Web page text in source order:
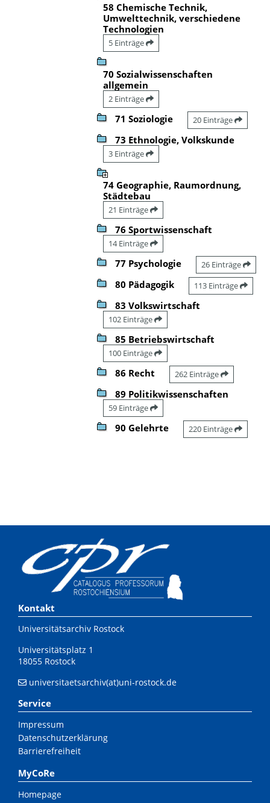
58 Chemische Technik,
Umwelttechnik, verschiedene
Technologien
5 Einträge
70 Sozialwissenschaften
allgemein
2 Einträge
71 Soziologie 20 Einträge
73 Ethnologie, Volkskunde
3 Einträge
74 Geographie, Raumordnung,
Städtebau
21 Einträge
76 Sportwissenschaft
14 Einträge
77 Psychologie 26 Einträge
80 Pädagogik 113 Einträge
83 Volkswirtschaft
102 Einträge
85 Betriebswirtschaft
100 Einträge
86 Recht 262 Einträge
89 Politikwissenschaften
59 Einträge
90 Gelehrte 220 Einträge
Kontakt
Universitätsarchiv Rostock
Universitätsplatz 1
18055 Rostock
universitaetsarchiv(at)uni-rostock.de
Service
Impressum
Datenschutzerklärung
Barrierefreiheit
MyCoRe
Homepage